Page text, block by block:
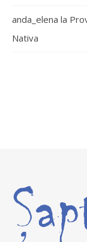
anda_elena la
Nativa